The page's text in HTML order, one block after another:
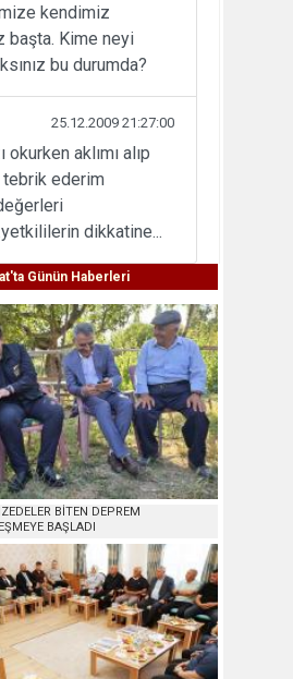
kendimiz
başta. Kime neyi
bu durumda?
25.12.2009 21:27:00
okurken aklımı alıp
ederim
dikkatine...
Günün Haberleri
BİTEN DEPREM
BAŞLADI